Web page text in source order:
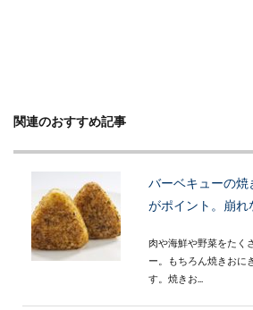
関連のおすすめ記事
バーベキューの
がポイント。崩れ
肉や海鮮や野菜をたく
ー。もちろん焼きおに
す。焼きお...